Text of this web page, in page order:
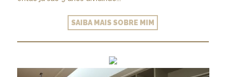
SAIBA MAIS SOBRE MIM